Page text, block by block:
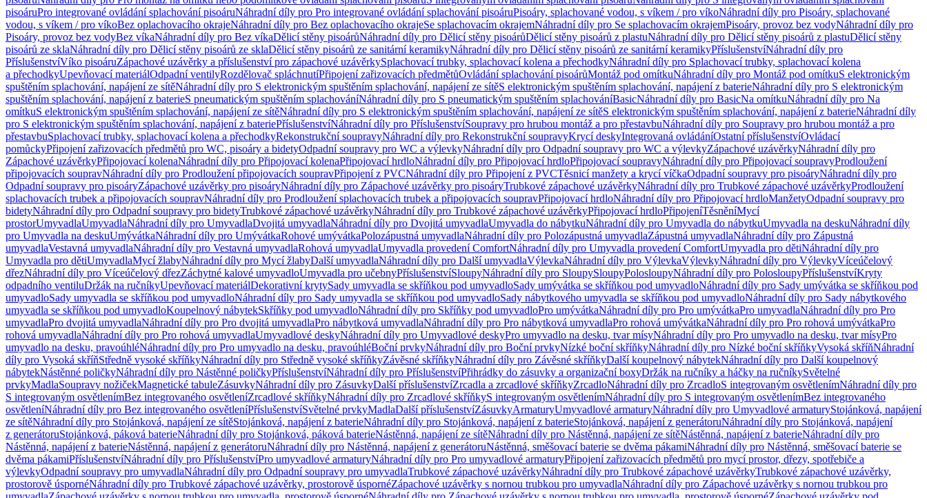
pisoáruPro integrované ovládání splachování pisoáruNáhradní díly pro Pro integrované ovládání splachování pisoáruPisoáry, splachované vodou, s víkem / pro víkoNáhradní díly pro Pisoáry, splachované
vodou, s víkem / pro víkoBez oplachovacího okrajeNáhradní díly pro Bez oplachovacího okrajeSe splachovacím okrajemNáhradní díly pro Se splachovacím okrajemPisoáry, provoz bez vodyNáhradní díly pro
Pisoáry, provoz bez vodyBez víkaNáhradní díly pro Bez víkaDělicí stěny pisoárůNáhradní díly pro Dělicí stěny pisoárůDělicí stěny pisoárů z plastuNáhradní díly pro Dělicí stěny pisoárů z plastuDělicí stěny
pisoárů ze sklaNáhradní díly pro Dělicí stěny pisoárů ze sklaDělicí stěny pisoárů ze sanitární keramikyNáhradní díly pro Dělicí stěny pisoárů ze sanitární keramikyPříslušenstvíNáhradní díly pro
PříslušenstvíVíko pisoáruZápachové uzávěrky a příslušenství pro zápachové uzávěrkySplachovací trubky, splachovací kolena a přechodkyNáhradní díly pro Splachovací trubky, splachovací kolena
a přechodkyUpevňovací materiálOdpadní ventilyRozdělovač spláchnutíPřipojení zařizovacích předmětůOvládání splachování pisoárůMontáž pod omítkuNáhradní díly pro Montáž pod omítkuS elektronickým
spuštěním splachování, napájení ze sítěNáhradní díly pro S elektronickým spuštěním splachování, napájení ze sítěS elektronickým spuštěním splachování, napájení z baterieNáhradní díly pro S elektronickým
spuštěním splachování, napájení z baterieS pneumatickým spuštěním splachováníNáhradní díly pro S pneumatickým spuštěním splachováníBasicNáhradní díly pro BasicNa omítkuNáhradní díly pro Na
omítkuS elektronickým spuštěním splachování, napájení ze sítěNáhradní díly pro S elektronickým spuštěním splachování, napájení ze sítěS elektronickým spuštěním splachování, napájení z baterieNáhradní díly
pro S elektronickým spuštěním splachování, napájení z bateriePříslušenstvíNáhradní díly pro PříslušenstvíSoupravy pro hrubou montáž a pro přestavbuNáhradní díly pro Soupravy pro hrubou montáž a pro
přestavbuSplachovací trubky, splachovací kolena a přechodkyRekonstrukční soupravyNáhradní díly pro Rekonstrukční soupravyKrycí deskyIntegrovaná ovládáníOstatní příslušenstvíOvládací
pomůckyPřipojení zařizovacích předmětů pro WC, pisoáry a bidetyOdpadní soupravy pro WC a výlevkyNáhradní díly pro Odpadní soupravy pro WC a výlevkyZápachové uzávěrkyNáhradní díly pro
Zápachové uzávěrkyPřipojovací kolenaNáhradní díly pro Připojovací kolenaPřipojovací hrdloNáhradní díly pro Připojovací hrdloPřipojovací soupravyNáhradní díly pro Připojovací soupravyProdloužení
připojovacích soupravNáhradní díly pro Prodloužení připojovacích soupravPřipojení z PVCNáhradní díly pro Připojení z PVCTěsnicí manžety a krycí víčkaOdpadní soupravy pro pisoáryNáhradní díly pro
Odpadní soupravy pro pisoáryZápachové uzávěrky pro pisoáryNáhradní díly pro Zápachové uzávěrky pro pisoáryTrubkové zápachové uzávěrkyNáhradní díly pro Trubkové zápachové uzávěrkyProdloužení
splachovacích trubek a připojovacích soupravNáhradní díly pro Prodloužení splachovacích trubek a připojovacích soupravPřipojovací hrdloNáhradní díly pro Připojovací hrdloManžetyOdpadní soupravy pro
bidetyNáhradní díly pro Odpadní soupravy pro bidetyTrubkové zápachové uzávěrkyNáhradní díly pro Trubkové zápachové uzávěrkyPřipojovací hrdloPřipojeníTěsněníMycí
prostorUmyvadlaUmyvadlaNáhradní díly pro UmyvadlaDvojitá umyvadlaNáhradní díly pro Dvojitá umyvadlaUmyvadla do nábytkuNáhradní díly pro Umyvadla do nábytkuUmyvadla na deskuNáhradní díly
pro Umyvadla na deskuUmývátkaNáhradní díly pro UmývátkaRohové umývátkaPolozápustná umyvadlaNáhradní díly pro Polozápustná umyvadlaZápustná umyvadlaNáhradní díly pro Zápustná
umyvadlaVestavná umyvadlaNáhradní díly pro Vestavná umyvadlaRohová umyvadlaUmyvadla provedení ComfortNáhradní díly pro Umyvadla provedení ComfortUmyvadla pro dětiNáhradní díly pro
Umyvadla pro dětiUmyvadlaMycí žlabyNáhradní díly pro Mycí žlabyDalší umyvadlaNáhradní díly pro Další umyvadlaVýlevkaNáhradní díly pro VýlevkaVýlevkyNáhradní díly pro VýlevkyVíceúčelový
dřezNáhradní díly pro Víceúčelový dřezZáchytné kalové umyvadloUmyvadla pro učebnyPříslušenstvíSloupyNáhradní díly pro SloupySloupyPolosloupyNáhradní díly pro PolosloupyPříslušenstvíKryty
odpadního ventiluDržák na ručníkyUpevňovací materiálDekorativní krytySady umyvadla se skříňkou pod umyvadloSady umývátka se skříňkou pod umyvadloNáhradní díly pro Sady umývátka se skříňkou pod
umyvadloSady umyvadla se skříňkou pod umyvadloNáhradní díly pro Sady umyvadla se skříňkou pod umyvadloSady nábytkového umyvadla se skříňkou pod umyvadloNáhradní díly pro Sady nábytkového
umyvadla se skříňkou pod umyvadloKoupelnový nábytekSkříňky pod umyvadloNáhradní díly pro Skříňky pod umyvadloPro umývátkaNáhradní díly pro Pro umývátkaPro umyvadlaNáhradní díly pro Pro
umyvadlaPro dvojitá umyvadlaNáhradní díly pro Pro dvojitá umyvadlaPro nábytková umyvadlaNáhradní díly pro Pro nábytková umyvadlaPro rohová umývátkaNáhradní díly pro Pro rohová umývátkaPro
rohová umyvadlaNáhradní díly pro Pro rohová umyvadlaUmyvadlové deskyNáhradní díly pro Umyvadlové deskyPro umyvadlo na desku, tvar mísyNáhradní díly pro Pro umyvadlo na desku, tvar mísyPro
umyvadlo na desku, pravoúhléNáhradní díly pro Pro umyvadlo na desku, pravoúhléBoční prvkyNáhradní díly pro Boční prvkyNízké boční skříňkyNáhradní díly pro Nízké boční skříňkyVysoká skříňNáhradní
díly pro Vysoká skříňStředně vysoké skříňkyNáhradní díly pro Středně vysoké skříňkyZávěsné skříňkyNáhradní díly pro Závěsné skříňkyDalší koupelnový nábytekNáhradní díly pro Další koupelnový
nábytekNástěnné poličkyNáhradní díly pro Nástěnné poličkyPříslušenstvíNáhradní díly pro PříslušenstvíPřihrádky do zásuvky a organizační boxyDržák na ručníky a háčky na ručníkySvětelné
prvkyMadlaSoupravy nožičekMagnetické tabuleZásuvkyNáhradní díly pro ZásuvkyDalší příslušenstvíZrcadla a zrcadlové skříňkyZrcadloNáhradní díly pro ZrcadloS integrovaným osvětlenímNáhradní díly pro
S integrovaným osvětlenímBez integrovaného osvětleníZrcadlové skříňkyNáhradní díly pro Zrcadlové skříňkyS integrovaným osvětlenímNáhradní díly pro S integrovaným osvětlenímBez integrovaného
osvětleníNáhradní díly pro Bez integrovaného osvětleníPříslušenstvíSvětelné prvkyMadlaDalší příslušenstvíZásuvkyArmaturyUmyvadlové armaturyNáhradní díly pro Umyvadlové armaturyStojánková, napájení
ze sítěNáhradní díly pro Stojánková, napájení ze sítěStojánková, napájení z baterieNáhradní díly pro Stojánková, napájení z baterieStojánková, napájení z generátoruNáhradní díly pro Stojánková, napájení
z generátoruStojánková, páková baterieNáhradní díly pro Stojánková, páková baterieNástěnná, napájení ze sítěNáhradní díly pro Nástěnná, napájení ze sítěNástěnná, napájení z baterieNáhradní díly pro
Nástěnná, napájení z baterieNástěnná, napájení z generátoruNáhradní díly pro Nástěnná, napájení z generátoruNástěnná, směšovací baterie se dvěma pákamiNáhradní díly pro Nástěnná, směšovací baterie se
dvěma pákamiPříslušenstvíNáhradní díly pro PříslušenstvíPro umyvadlové armaturyNáhradní díly pro Pro umyvadlové armaturyPřipojení zařizovacích předmětů pro mycí prostor, dřezy, spotřebiče a
výlevkyOdpadní soupravy pro umyvadlaNáhradní díly pro Odpadní soupravy pro umyvadlaTrubkové zápachové uzávěrkyNáhradní díly pro Trubkové zápachové uzávěrkyTrubkové zápachové uzávěrky,
prostorově úspornéNáhradní díly pro Trubkové zápachové uzávěrky, prostorově úspornéZápachové uzávěrky s nornou trubkou pro umyvadlaNáhradní díly pro Zápachové uzávěrky s nornou trubkou pro